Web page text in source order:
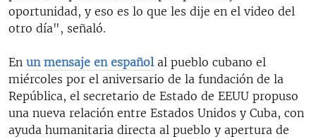
oportunidad, y eso es lo que les dije en el video del
otro día", señaló.
En un mensaje en españolal pueblo cubano el
miércoles por el aniversario de la fundación de la
República, el secretario de Estado de EEUU propuso
una nueva relación entre Estados Unidos y Cuba, con
ayuda humanitaria directa al pueblo y apertura de